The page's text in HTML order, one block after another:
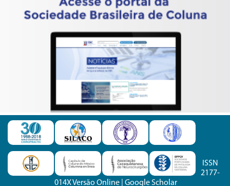
ISSN
2177-
014X Versão Online |Google Scholar